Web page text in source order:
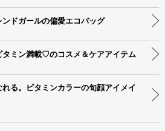
ドガールの偏愛エコバッグ
タミン満載♡のコスメ＆ケアアイテム
る。ビタミンカラーの旬顔アイメイ